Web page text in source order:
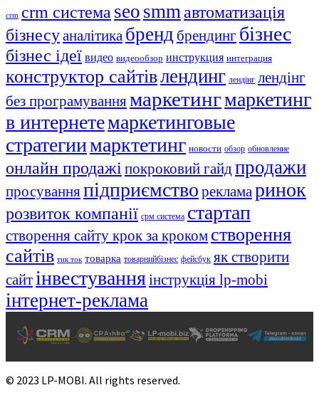
crm crm система seo smmавтоматизація
бізнесуаналітика бренд брендинг бізнес
бізнес ідеї видео видеообзор инструкция интеграция
конструктор сайтівлендинг лендінг лендінг
без програмуваннямаркетингмаркетинг
в интернетемаркетинговые
стратегиимарктетинг новости обзор обновление
онлайн продажі покроковий гайдпродажи
просуванняпідприємство рекламаринок
розвиток компанії срм система стартап
створення сайту крок за кроком створення
сайтів тик ток товарка товарнийбізнес фейсбук як створити
сайт інвестуванняінструкція lp-mobi
інтернет-реклама
© 2023 LP-MOBI. All rights reserved.